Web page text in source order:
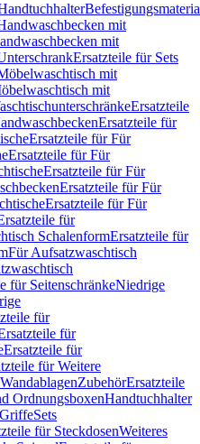
mit
mit
Ersatzteile für Sets
mit
mit
Ersatzteile
Ersatzteile für
Ersatzteile für Für
Ersatzteile für Für
Ersatzteile für Für
Ersatzteile für Für
Ersatzteile für Für
für
SchalenformErsatzteile für
Für Aufsatzwaschtisch
für SeitenschränkeNiedrige
für
für
Ersatzteile für
für Weitere
ZubehörErsatzteile
OrdnungsboxenHandtuchhalter
GriffeSets
für SteckdosenWeiteres